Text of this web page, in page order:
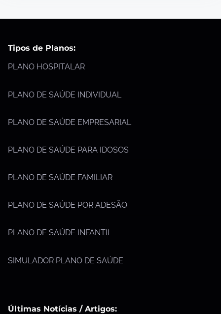
Tipos de Planos:
PLANO HOSPITALAR
PLANO DE SAÚDE INDIVIDUAL
PLANO DE SAÚDE EMPRESARIAL
PLANO DE SAÚDE PARA IDOSOS
PLANO DE SAÚDE FAMILIAR
PLANO DE SAÚDE POR ADESÃO
PLANO DE SAÚDE INFANTIL
SIMULADOR PLANO DE SAÚDE
Últimas Notícias / Artigos: